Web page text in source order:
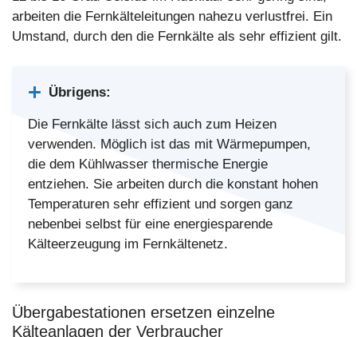
arbeiten die Fernkälteleitungen nahezu verlustfrei. Ein
Umstand, durch den die Fernkälte als sehr effizient gilt.
Übrigens:
Die Fernkälte lässt sich auch zum Heizen
verwenden. Möglich ist das mit Wärmepumpen,
die dem Kühlwasser thermische Energie
entziehen. Sie arbeiten durch die konstant hohen
Temperaturen sehr effizient und sorgen ganz
nebenbei selbst für eine energiesparende
Kälteerzeugung im Fernkältenetz.
Übergabestationen ersetzen einzelne
Kälteanlagen der Verbraucher